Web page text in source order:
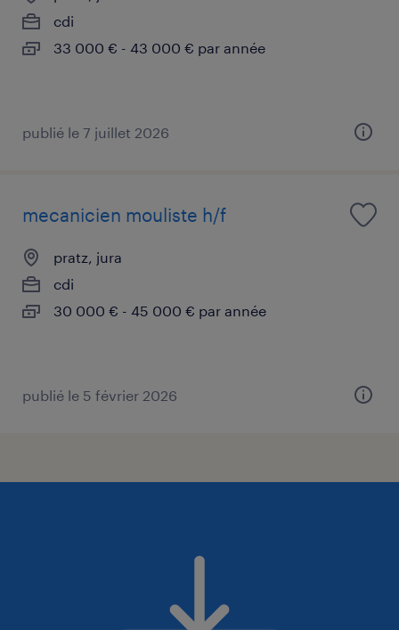
cdi
33 000 € - 43 000 € par année
publié le 7 juillet 2026
mecanicien mouliste h/f
pratz, jura
cdi
30 000 € - 45 000 € par année
publié le 5 février 2026